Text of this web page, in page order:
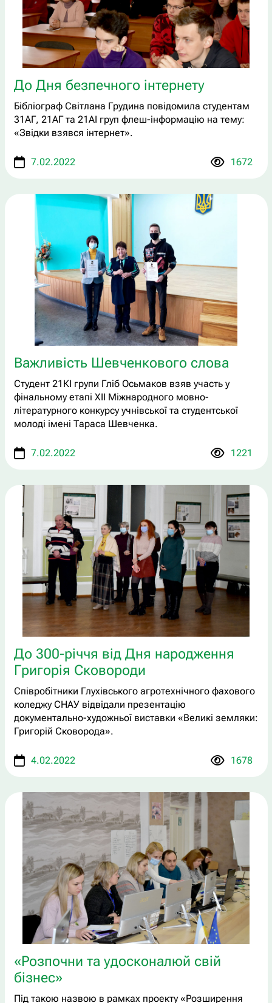
До Дня безпечного інтернету
Бібліограф Світлана Грудина повідомила студентам
31АГ, 21АГ та 21АІ груп флеш-інформацію на тему:
«Звідки взявся інтернет».
7.02.2022 1672
Важливість Шевченкового слова
Студент 21КІ групи Гліб Осьмаков взяв участь у
фінальному етапі ХІІ Міжнародного мовно-
літературного конкурсу учнівської та студентської
молоді імені Тараса Шевченка.
7.02.2022 1221
До 300-річчя від Дня народження
Григорія Сковороди
Співробітники Глухівського агротехнічного фахового
коледжу СНАУ відвідали презентацію
документально-художньої виставки «Великі земляки:
Григорій Сковорода».
4.02.2022 1678
«Розпочни та удосконалюй свій
бізнес»
Під такою назвою в рамках проекту «Розширення